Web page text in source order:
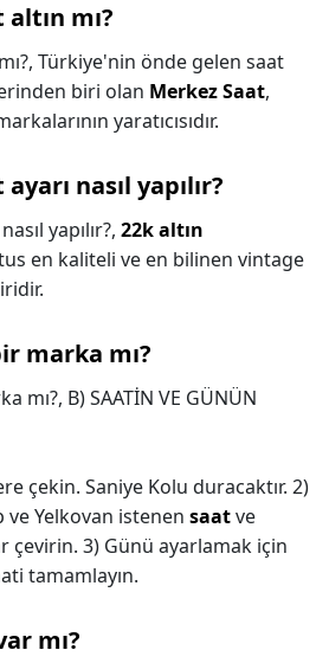
mı?
Türkiye'nin önde gelen saat
biri olan Merkez Saat,
yaratıcısıdır.
nasıl yapılır?
yapılır?, 22k altın
en kaliteli ve en bilinen vintage
marka mı?
mı?, B) SAATİN VE GÜNÜN
çekin. Saniye Kolu duracaktır. 2)
Yelkovan istenen saatve
çevirin. 3) Günü ayarlamak için
tamamlayın.
mı?